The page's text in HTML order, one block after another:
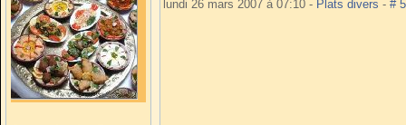
lundi 26 mars 2007 à 07:10 - Plats divers - #